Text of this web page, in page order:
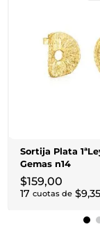
Sortija Plata
Gemas n14
$159,00
17 cuotas de $9,35